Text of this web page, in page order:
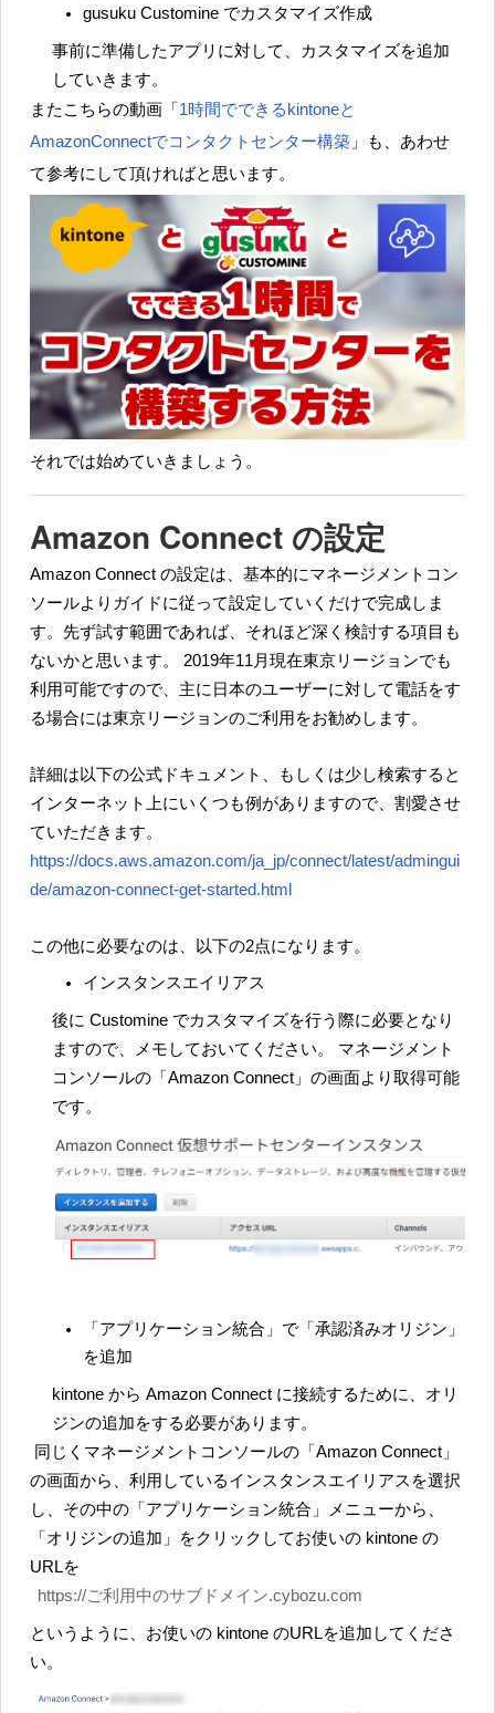
gusuku Customine でカスタマイズ作成
事前に準備したアプリに対して、カスタマイズを追加
していきます。
またこちらの動画「 1時間でできるkintoneと
AmazonConnectでコンタクトセンター構築 」も、あわせ
て参考にして頂ければと思います。
それでは始めていきましょう。
Amazon Connect の設定
Amazon Connect の設定は、基本的にマネージメントコン
ソールよりガイドに従って設定していくだけで完成しま
す。先ず試す範囲であれば、それほど深く検討する項目も
ないかと思います。 2019年11月現在東京リージョンでも
利用可能ですので、主に日本のユーザーに対して電話をす
る場合には東京リージョンのご利用をお勧めします。
詳細は以下の公式ドキュメント、もしくは少し検索すると
インターネット上にいくつも例がありますので、割愛させ
ていただきます。
https://docs.aws.amazon.com/ja_jp/connect/latest/admingui
de/amazon-connect-get-started.html
この他に必要なのは、以下の2点になります。
インスタンスエイリアス
後に Customine でカスタマイズを行う際に必要となり
ますので、メモしておいてください。 マネージメント
コンソールの「Amazon Connect」の画面より取得可能
です。
「アプリケーション統合」で「承認済みオリジン」
を追加
kintone から Amazon Connect に接続するために、オリ
ジンの追加をする必要があります。
同じくマネージメントコンソールの「Amazon Connect」
の画面から、利用しているインスタンスエイリアスを選択
し、その中の「アプリケーション統合」メニューから、
「オリジンの追加」をクリックしてお使いの kintone の
URLを
https://ご利用中のサブドメイン.cybozu.com
というように、お使いの kintone のURLを追加してくださ
い。